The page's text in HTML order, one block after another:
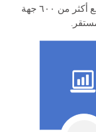
تصنيع ذكي في ٥ مصانع عالمية، وشراكة مع أكثر من ٦٠٠ جهة